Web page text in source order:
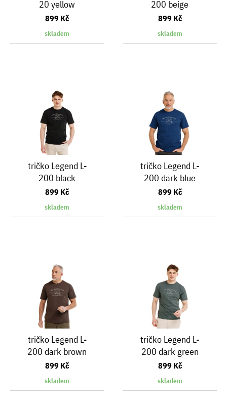
20 yellow
899 Kč
skladem
200 beige
899 Kč
skladem
tričko Legend L-
200 black
899 Kč
skladem
tričko Legend L-
200 dark blue
899 Kč
skladem
tričko Legend L-
200 dark brown
899 Kč
skladem
tričko Legend L-
200 dark green
899 Kč
skladem